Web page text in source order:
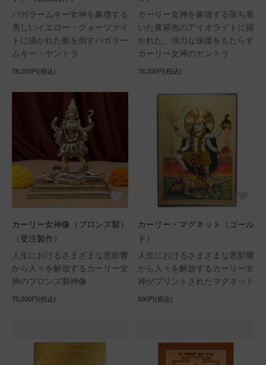
バガラームキー女神を象徴する
美しいイエロー・クォーツァイ
トに描かれた敵を倒すバガラー
ムキー・ヤントラ
78,200円(税込)
カーリー女神を象徴する落ち着
いた青紫色のアイオライトに描
かれた、強力な保護をもたらす
カーリー女神のヤントラ
78,200円(税込)
カーリー女神像（ブロンズ製）
（受注製作）
人生におけるさまざまな悪影響
から人々を解放するカーリー女
神のブロンズ製神像
75,000円(税込)
カーリー・マグネット（ゴール
ド）
人生におけるさまざまな悪影響
から人々を解放するカーリー女
神がプリントされたマグネット
500円(税込)